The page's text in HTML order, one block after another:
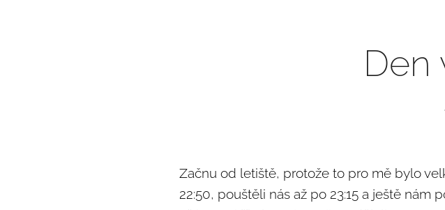
Den
Začnu od letiště, protože to pro mě bylo
22:50, pouštěli nás až po 23:15 a ještě nám